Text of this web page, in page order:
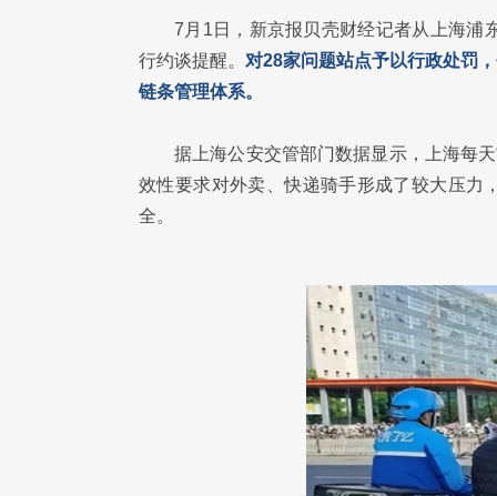
7月1日，新京报贝壳财经记者从上海浦
行约谈提醒。 对28家问题站点予以行政处罚
链条管理体系。
据上海公安交管部门数据显示，上海每
效性要求对外卖、快递骑手形成了较大压力
全。